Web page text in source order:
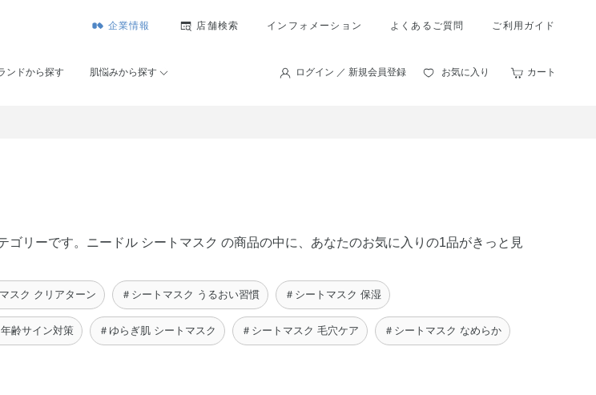
企業情報 店舗検索 インフォメーション よくあるご質問 ご利用ガイド
ンドから探す 肌悩みから探す ログイン ／ 新規会員登録 お気に入り カート
リーです。ニードル シートマスク の商品の中に、あなたのお気に入りの1品がきっと見
スク クリアターン ＃シートマスク うるおい習慣 ＃シートマスク 保湿
齢サイン対策 ＃ゆらぎ肌 シートマスク ＃シートマスク 毛穴ケア ＃シートマスク なめらか